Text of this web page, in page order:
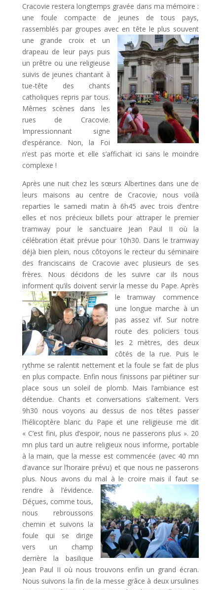
Cracovie restera longtemps gravée dans ma mémoire :
une foule compacte de jeunes de tous pays,
rassemblés par groupes avec en tête le plus souvent
une grande croix et un
drapeau de leur pays puis
un prêtre ou une religieuse
suivis de jeunes chantant à
tue-tête des chants
catholiques repris par tous.
Mêmes scènes dans les
rues de Cracovie.
Impressionnant signe
d’espérance. Non, la Foi
n’est pas morte et elle s’affichait ici sans le moindre
complexe !
Après une nuit chez les sœurs Albertines dans une de
leurs maisons au centre de Cracovie, nous voilà
reparties le samedi matin à 6h45 avec trois d’entre
elles et nos précieux billets pour attraper le premier
tramway pour le sanctuaire Jean Paul II où la
célébration était prévue pour 10h30. Dans le tramway
déjà bien plein, nous côtoyons le recteur du séminaire
des franciscains de Cracovie avec plusieurs de ses
frères. Nous décidons de les suivre car ils nous
informent qu’ils doivent servir la messe du Pape.Après
le tramway commence
une longue marche à un
pas assez vif. Sur notre
route des policiers tous
les 2 mètres, des deux
côtés de la rue. Puis le
rythme se ralentit nettement et la foule se fait de plus
en plus compacte. Enfin nous finissons par piétiner sur
place sous un soleil de plomb. Mais l’ambiance est
détendue. Chants et conversations s’alternent. Vers
9h30 nous voyons au dessus de nos têtes passer
l’hélicoptère blanc du Pape et une religieuse me dit
« C’est fini, plus d’espoir, nous ne passerons plus ». 20
mn plus tard un autre religieux nous informe, portable
à la main, que la messe est commencée (avec 40 mn
d’avance sur l’horaire prévu) et que nous ne passerons
plus. Nous avons du mal à le croire mais il faut se
rendre à l’évidence.
Déçues, comme tous,
nous rebroussons
chemin et suivons la
foule qui se dirige
vers un champ
derrière la basilique
Jean Paul II où nous trouvons enfin un grand écran.
Nous suivons la fin de la messe grâce à deux ursulines